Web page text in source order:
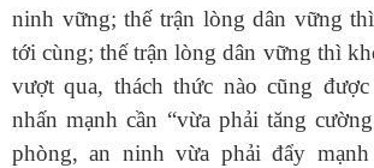
ninh vững; thế trận lòng dân vững
tới cùng; thế trận lòng dân vững thì
vượt qua, thách thức nào cũng
nhấn mạnh cần “vừa phải tăng
phòng, an ninh vừa phải đẩy